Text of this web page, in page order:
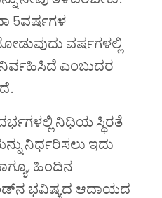
5ವರ್ಷಗಳ
ವರ್ಷಗಳಲ್ಲಿ
ಎಂಬುದರ
ನಿಧಿಯ ಸ್ಥಿರತೆ
ನಿರ್ಧರಿಸಲು ಇದು
, ಹಿಂದಿನ
ಭವಿಷ್ಯದ ಆದಾಯದ